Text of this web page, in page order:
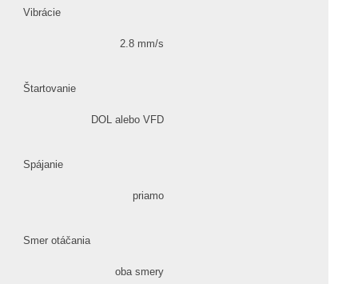
Vibrácie
2.8 mm/s
Štartovanie
DOL alebo VFD
Spájanie
priamo
Smer otáčania
oba smery